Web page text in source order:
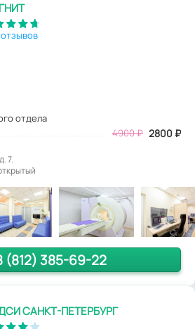
отдела
4900₽ 2800 ₽
7.
(812) 385-69-22
САНКТ-ПЕТЕРБУРГ